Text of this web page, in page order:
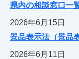
県内の相談窓口一
2026年6月15日
景品表示法（景品
2026年6月11日